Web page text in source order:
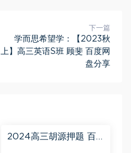
下一篇
学而思希望学：【2023秋
上】高三英语S班 顾斐 百度网
盘分享
2024高三胡源押题 百